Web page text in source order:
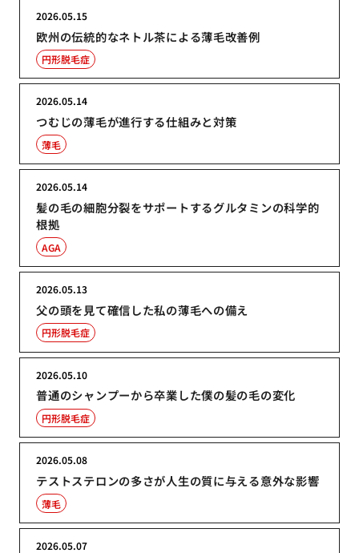
欧州の伝統的なネトル茶による薄毛改善例
2026.05.15
円形脱毛症
つむじの薄毛が進行する仕組みと対策
2026.05.14
薄毛
髪の毛の細胞分裂をサポートするグルタミンの科学的
根拠
2026.05.14
AGA
父の頭を見て確信した私の薄毛への備え
2026.05.13
円形脱毛症
普通のシャンプーから卒業した僕の髪の毛の変化
2026.05.10
円形脱毛症
テストステロンの多さが人生の質に与える意外な影響
2026.05.08
薄毛
2026.05.07